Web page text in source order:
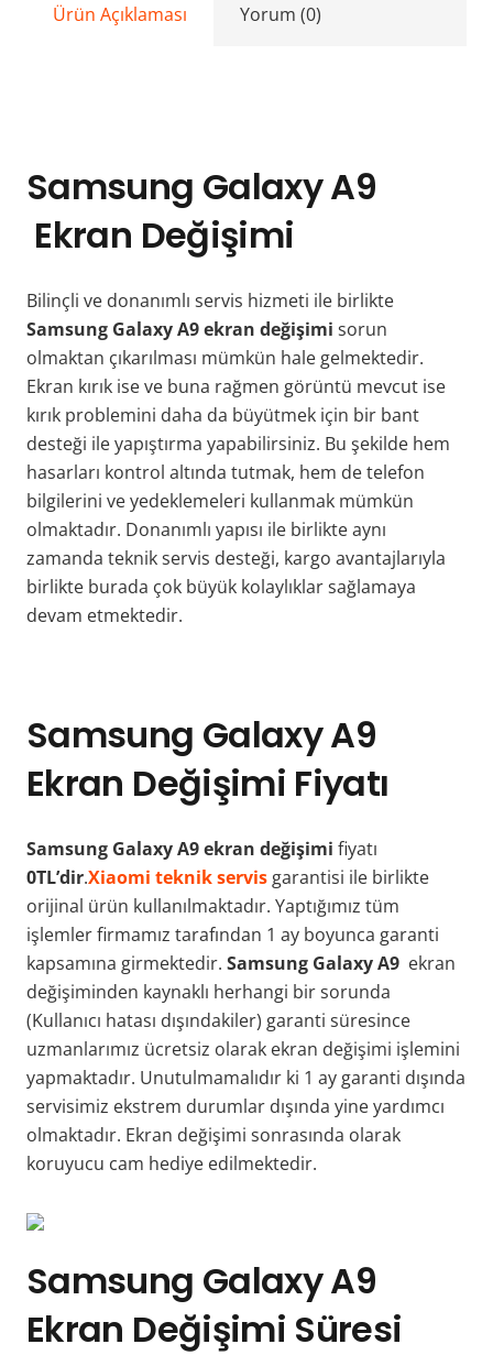
Ürün Açıklaması Yorum (0)
Samsung Galaxy A9
Ekran Değişimi
Bilinçli ve donanımlı servis hizmeti ile birlikte
Samsung Galaxy A9 ekran değişimi sorun
olmaktan çıkarılması mümkün hale gelmektedir.
Ekran kırık ise ve buna rağmen görüntü mevcut ise
kırık problemini daha da büyütmek için bir bant
desteği ile yapıştırma yapabilirsiniz. Bu şekilde hem
hasarları kontrol altında tutmak, hem de telefon
bilgilerini ve yedeklemeleri kullanmak mümkün
olmaktadır. Donanımlı yapısı ile birlikte aynı
zamanda teknik servis desteği, kargo avantajlarıyla
birlikte burada çok büyük kolaylıklar sağlamaya
devam etmektedir.
Samsung Galaxy A9
Ekran Değişimi Fiyatı
Samsung Galaxy A9 ekran değişimi fiyatı
0TL’dir.Xiaomi teknik servis garantisi ile birlikte
orijinal ürün kullanılmaktadır. Yaptığımız tüm
işlemler firmamız tarafından 1 ay boyunca garanti
kapsamına girmektedir. Samsung Galaxy A9 ekran
değişiminden kaynaklı herhangi bir sorunda
(Kullanıcı hatası dışındakiler) garanti süresince
uzmanlarımız ücretsiz olarak ekran değişimi işlemini
yapmaktadır. Unutulmamalıdır ki 1 ay garanti dışında
servisimiz ekstrem durumlar dışında yine yardımcı
olmaktadır. Ekran değişimi sonrasında olarak
koruyucu cam hediye edilmektedir.
Samsung Galaxy A9
Ekran Değişimi Süresi